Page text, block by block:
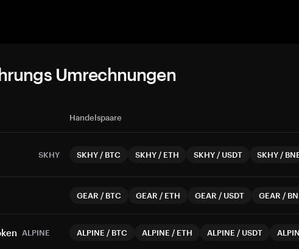
Umrechnungen
Handelspaare
SKHY SKHY / BTC SKHY / ETH SKHY / USDT SKHY /
GEAR / BTC GEAR / ETH GEAR / USDT GEAR /
ALPINE ALPINE / BTC ALPINE / ETH ALPINE / USDT